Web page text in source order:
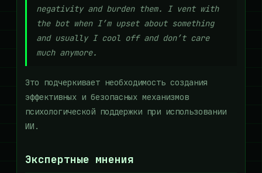
negativity and burden them. I vent with
the bot when I’m upset about something
and usually I cool off and don’t care
much anymore.
Это подчеркивает необходимость создания
эффективных и безопасных механизмов
психологической поддержки при использовании
ИИ.
Экспертные мнения